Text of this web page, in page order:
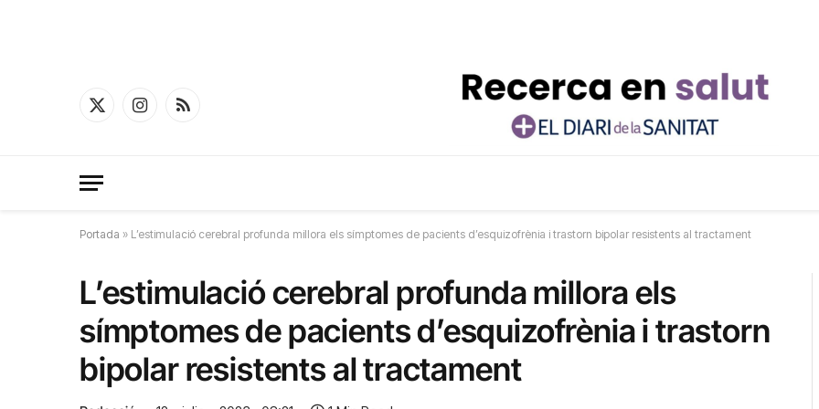
X
InstagramRSS
Portada » L’estimulació cerebral profunda millora els símptomes de pacients d’esquizofrènia i trastorn bipolar resistents al tractament
L’estimulació cerebral profunda millora els
símptomes de pacients d’esquizofrènia i trastorn
bipolar resistents al tractament